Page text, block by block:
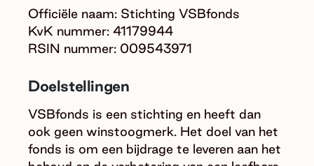
Officiële naam: Stichting VSBfonds
KvK nummer: 41179944
RSIN nummer: 009543971
Doelstellingen
VSBfonds is een stichting en heeft dan
ook geen winstoogmerk. Het doel van het
fonds is om een bijdrage te leveren aan het